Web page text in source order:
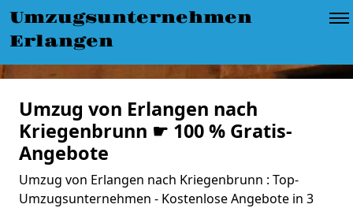
Umzugsunternehmen
Erlangen
Umzug von Erlangen nach
Kriegenbrunn ☛ 100 % Gratis-
Angebote
Umzug von Erlangen nach Kriegenbrunn : Top-
Umzugsunternehmen - Kostenlose Angebote in 3